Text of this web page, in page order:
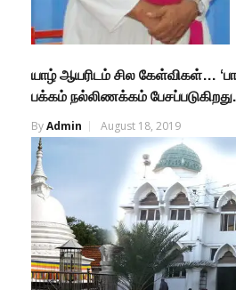
யாழ் ஆயரிடம் சில கேள்விகள்…
பக்கம் நல்லிணக்கம்
ByAdmin August 18, 2019